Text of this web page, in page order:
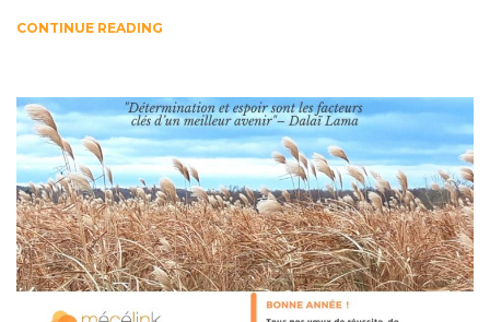
CONTINUE READING